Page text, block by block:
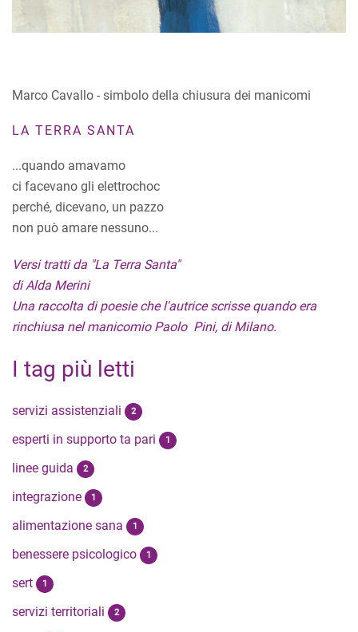
Marco Cavallo - simbolo della chiusura dei manicomi
LA TERRA SANTA
...quando amavamo
ci facevano gli elettrochoc
perché, dicevano, un pazzo
non può amare nessuno...
Versi tratti da "La Terra Santa"
di Alda Merini
Una raccolta di poesie che l'autrice scrisse quando era
rinchiusa nel manicomio Paolo Pini, di Milano.
I tag più letti
servizi assistenziali 2
esperti in supporto ta pari 1
linee guida 2
integrazione 1
alimentazione sana 1
benessere psicologico 1
sert 1
servizi territoriali 2